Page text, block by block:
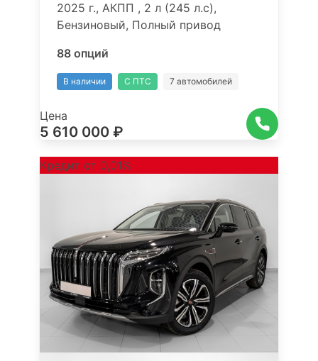
2025 г., АКПП , 2 л (245 л.с),
Бензиновый, Полный привод
88 опций
В наличии С ПТС 7 автомобилей
Цена
5 610 000 ₽
Кредит от 0,01%